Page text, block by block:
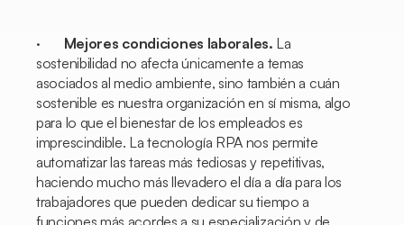
· Mejores condiciones laborales. La
sostenibilidad no afecta únicamente a temas
asociados al medio ambiente, sino también a cuán
sostenible es nuestra organización en sí misma, algo
para lo que el bienestar de los empleados es
imprescindible. La tecnología RPA nos permite
automatizar las tareas más tediosas y repetitivas,
haciendo mucho más llevadero el día a día para los
trabajadores que pueden dedicar su tiempo a
funciones más acordes a su especialización y de